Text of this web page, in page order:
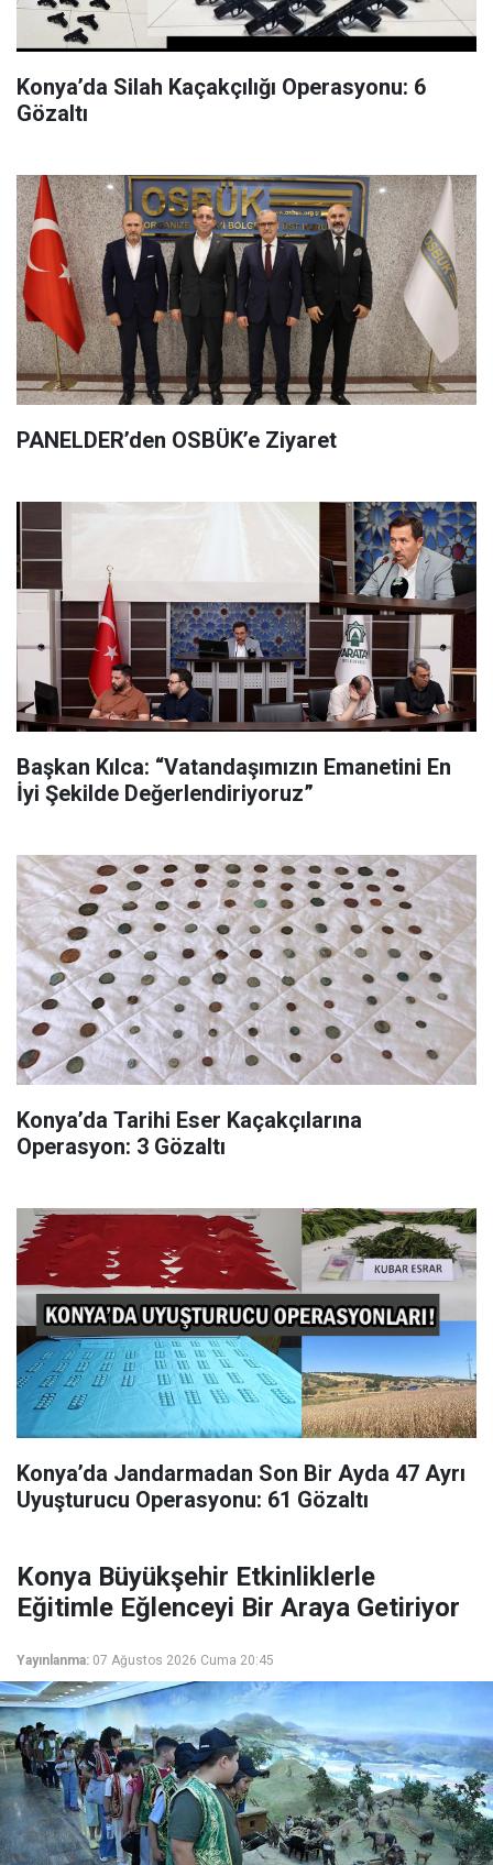
Konya’da Silah Kaçakçılığı Operasyonu: 6
Gözaltı
PANELDER’den OSBÜK’e Ziyaret
Başkan Kılca: “Vatandaşımızın Emanetini En
İyi Şekilde Değerlendiriyoruz”
Konya’da Tarihi Eser Kaçakçılarına
Operasyon: 3 Gözaltı
Konya’da Jandarmadan Son Bir Ayda 47 Ayrı
Uyuşturucu Operasyonu: 61 Gözaltı
Konya Büyükşehir Etkinliklerle
Eğitimle Eğlenceyi Bir Araya Getiriyor
Yayınlanma: 07 Ağustos 2026 Cuma 20:45